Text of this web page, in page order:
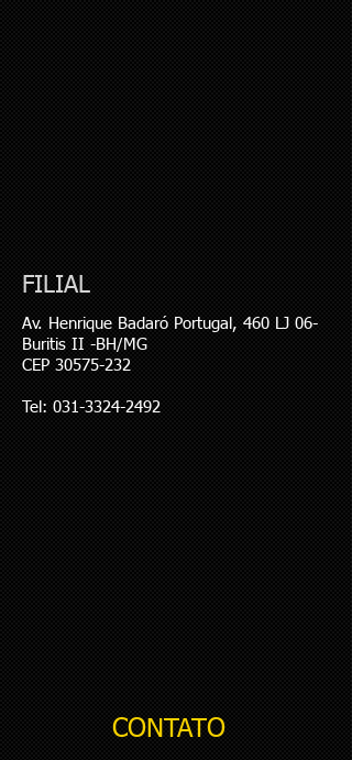
FILIAL
Av. Henrique Badaró Portugal, 460 LJ 06-
Buritis II -BH/MG
CEP 30575-232
Tel: 031-3324-2492
CONTATO